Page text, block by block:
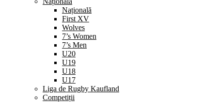
Națională
First XV
Wolves
7’s Women
7’s Men
U20
U19
U18
U17
Liga de Rugby Kaufland
Competiții